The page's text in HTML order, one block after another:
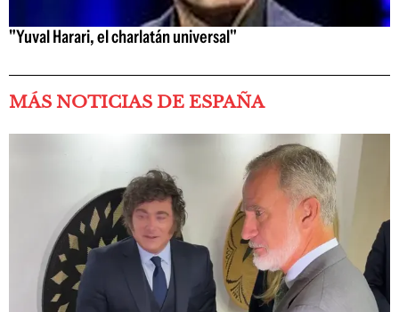
"Yuval Harari, el charlatán universal"
MÁS NOTICIAS DE ESPAÑA